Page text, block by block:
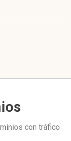
con tráfico